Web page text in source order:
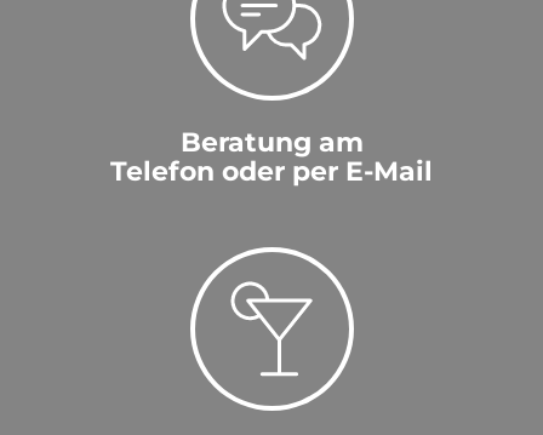
Beratung am
Telefon oder per E-Mail